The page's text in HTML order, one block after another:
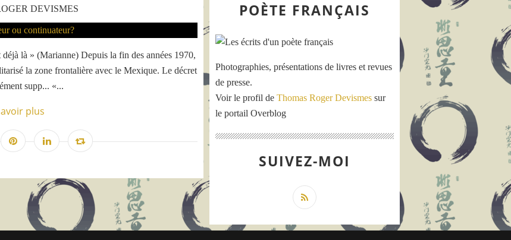
DEVISMES
là » (Marianne) Depuis la fin des années 1970,
la zone frontalière avec le Mexique. Le décret
supp... «...
plus
POÈTE FRANÇAIS
Photographies, présentations de livres et revues
de presse.
Voir le profil de Thomas Roger Devismes sur
le portail Overblog
SUIVEZ-MOI